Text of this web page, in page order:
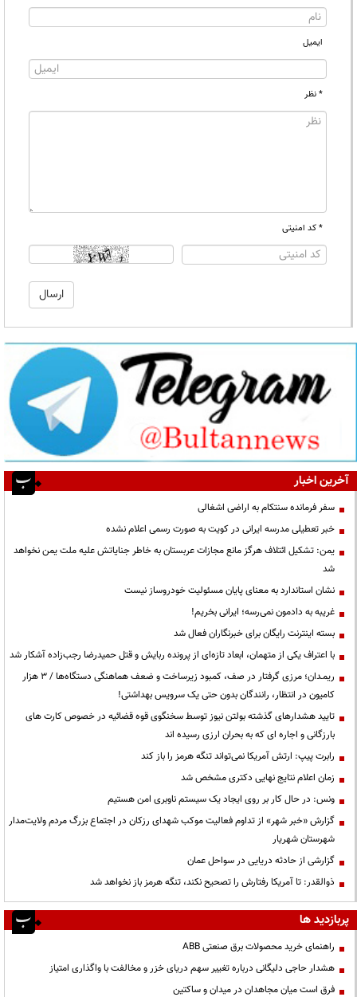
ایمیل
* نظر
* کد امنیتی
آخرین اخبار
سفر فرمانده سنتکام به اراضی اشغالی
خبر تعطیلی مدرسه ایرانی در کویت به صورت رسمی اعلام نشده
یمن: تشکیل ائتلاف هرگز مانع مجازات عربستان به خاطر جنایاتش علیه ملت یمن نخواهد
شد
نشان استاندارد به معنای پایان مسئولیت خودروساز نیست
غریبه به دادمون نمی‌رسه؛ ایرانی بخریم!
بسته اینترنت رایگان برای خبرنگاران فعال شد
با اعتراف یکی از متهمان، ابعاد تازه‌ای از پرونده ربایش و قتل حمیدرضا رجب‌زاده آشکار شد
ریمـدان؛ مرزی گرفتار در صف، کمبود زیرساخت و ضعف هماهنگی دستگاه‌ها / ۳ هزار
کامیون در انتظار، رانندگان بدون حتی یک سرویس بهداشتی!
تایید هشدارهای گذشته بولتن نیوز توسط سخنگوی قوه قضائیه در خصوص کارت های
بارزگانی و اجاره ای که به بحران ارزی رسیده اند
رابرت پیپ: ارتش آمریکا نمی‌تواند تنگه هرمز را باز کند
زمان اعلام نتایج نهایی دکتری مشخص شد
ونس: در حال کار بر روی ایجاد یک سیستم ناوبری امن هستیم
گزارش «خبر شهر» از تداوم فعالیت موکب شهدای رزکان در اجتماع بزرگ مردم ولایت‌مدار
شهرستان شهریار
گزارشی از حادثه دریایی در سواحل عمان
ذوالقدر: تا آمریکا رفتارش را تصحیح نکند، تنگه هرمز باز نخواهد شد
پربازدید ها
راهنمای خرید محصولات برق صنعتی ABB
هشدار حاجی دلیگانی درباره تغییر سهم دریای خزر و مخالفت با واگذاری امتیاز
فرق است میان مجاهدان در میدان و ساکتین